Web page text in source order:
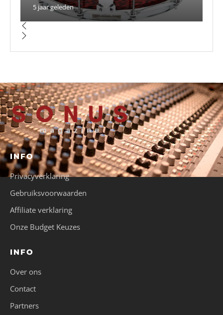
5 jaar geleden
INFO
Privacyverklaring
Gebruiksvoorwaarden
Affiliate verklaring
Onze Budget Keuzes
INFO
Over ons
Contact
Partners